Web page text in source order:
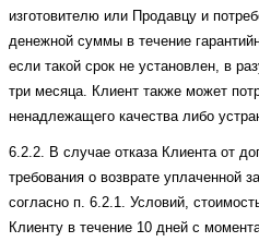
изготовителю или Продавцу и
денежной суммы в течение
если такой срок не установлен, в
три месяца. Клиент также может
ненадлежащего качества либо
6.2.2. В случае отказа Клиента от
требования о возврате уплаченной
согласно п. 6.2.1. Условий,
Клиенту в течение 10 дней с